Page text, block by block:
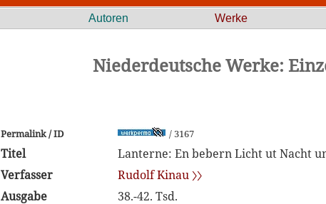
Autoren Werke
Niederdeutsche Werke:
Permalink / ID / 3167
Titel
Lanterne: En bebern Licht ut Nacht
Verfasser
Rudolf Kinau 〉〉
Ausgabe
38.-42. Tsd.